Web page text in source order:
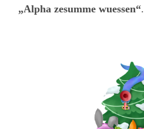
„Alpha zesumme wuessen“.